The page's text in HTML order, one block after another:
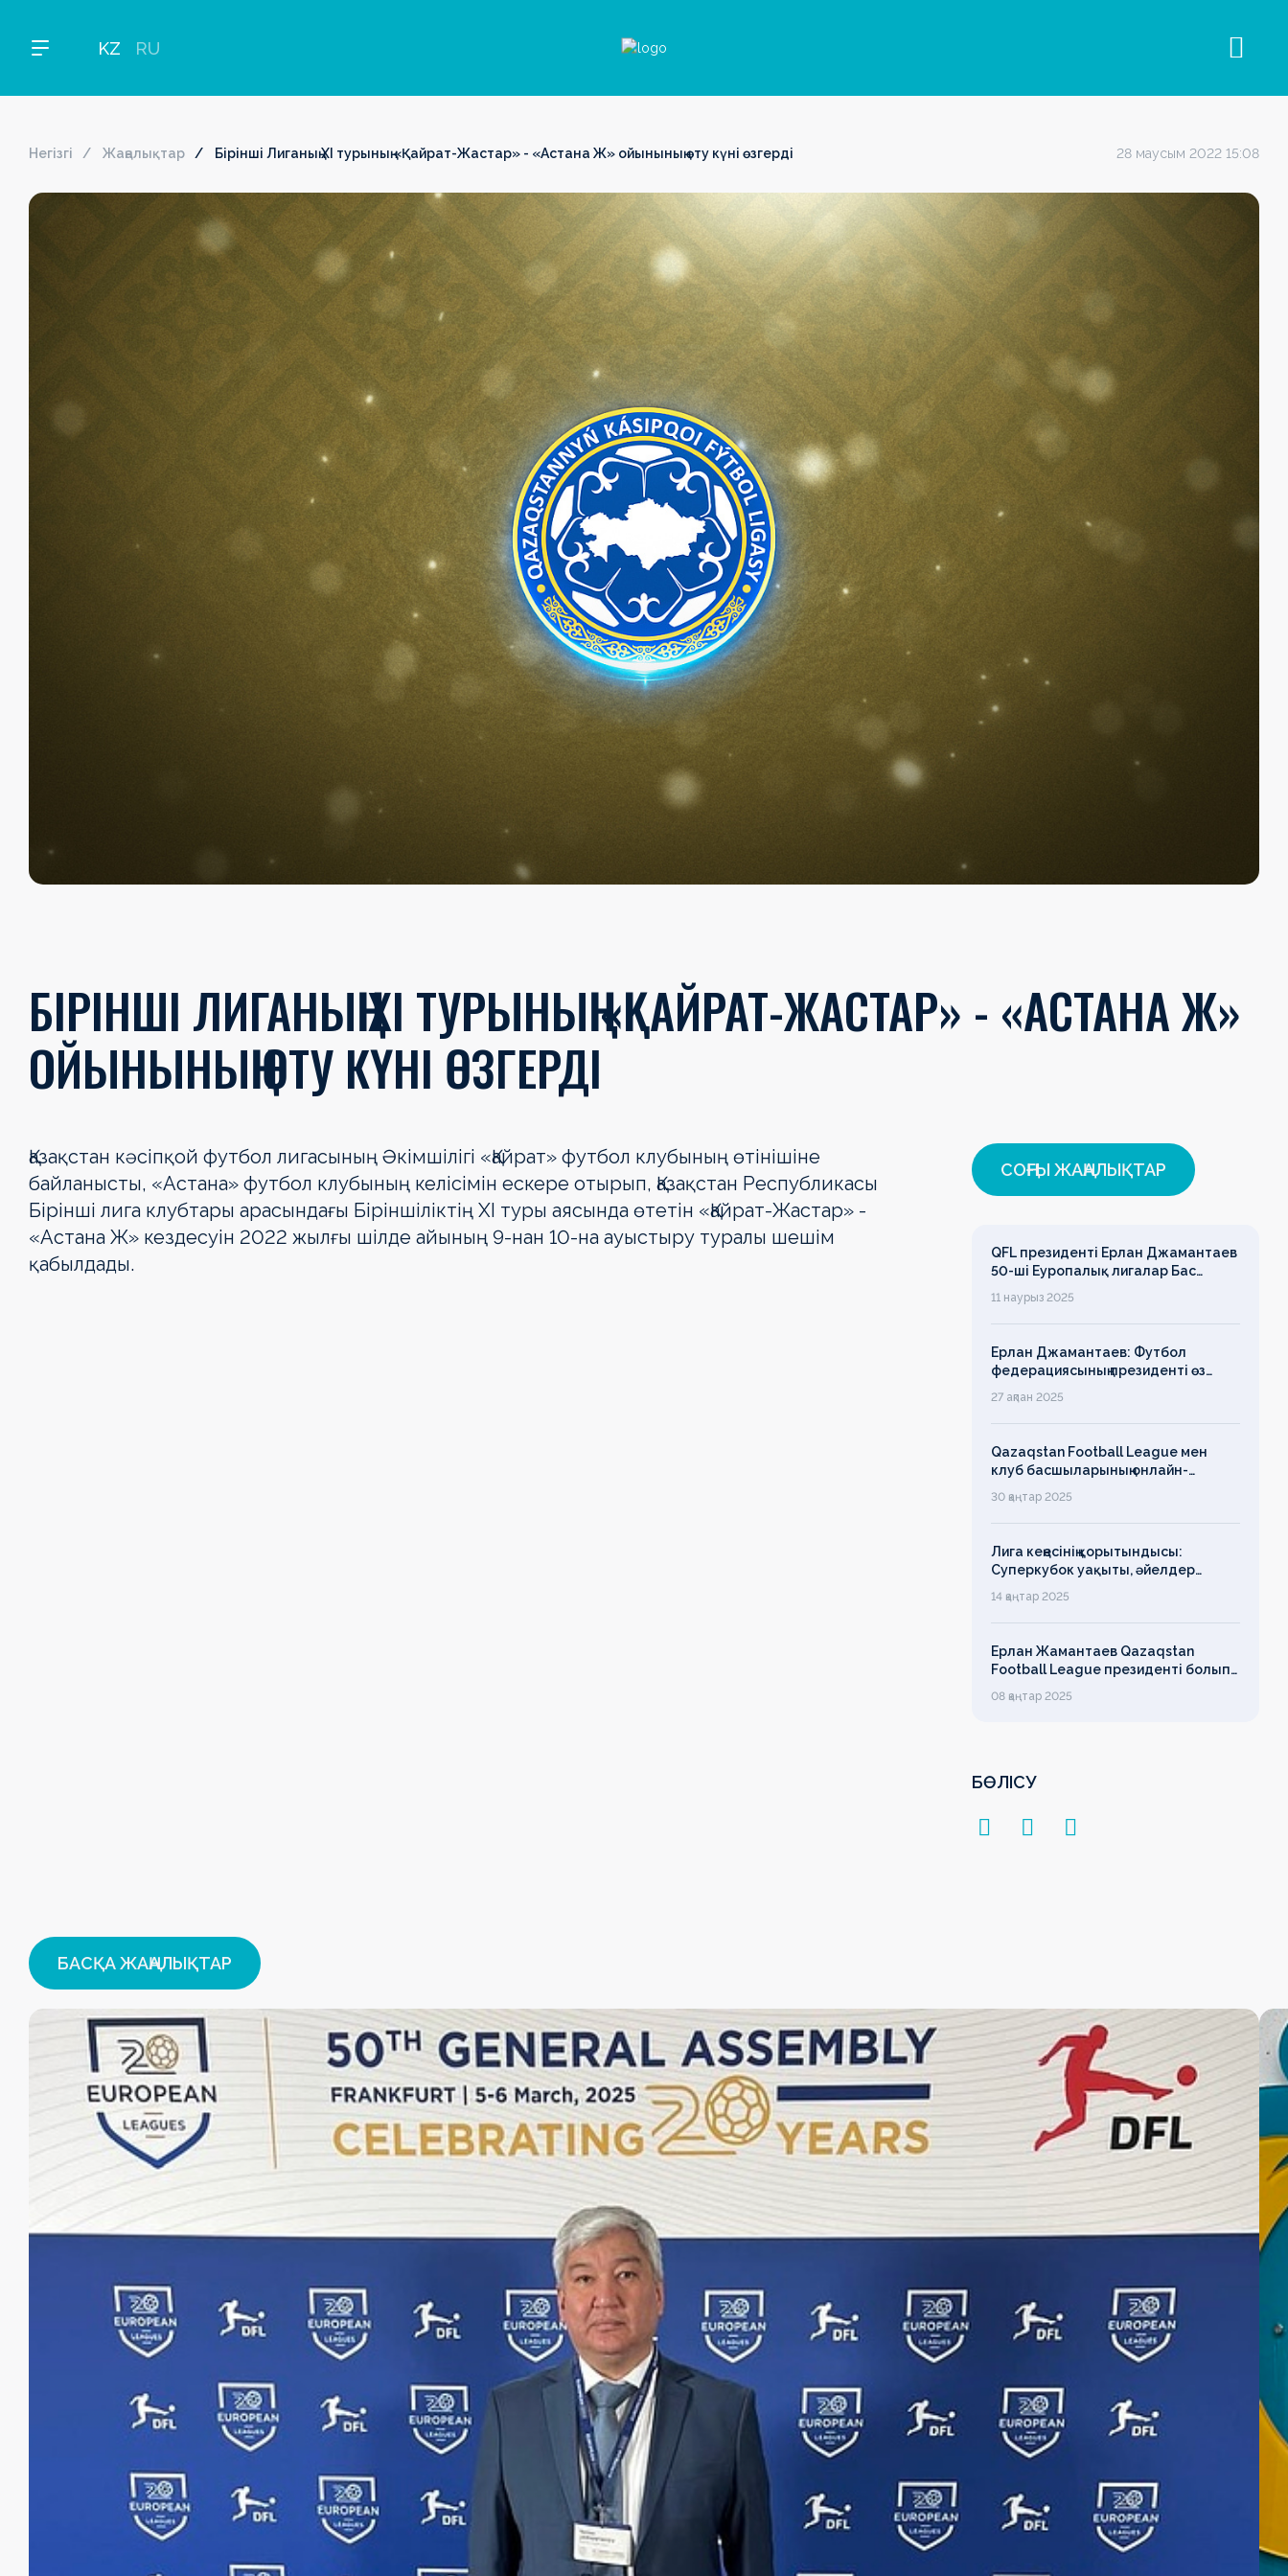
KZ RU
Негізгі Жаңалықтар Бірінші Лиганың ХІ турының «Қайрат-Жастар» - «Астана Ж» ойынының өту күні өзгерді 28 маусым 2022 15:08
БІРІНШІ ЛИГАНЫҢ ХІ ТУРЫНЫҢ «ҚАЙРАТ-ЖАСТАР» - «АСТАНА Ж»
ОЙЫНЫНЫҢ ӨТУ КҮНІ ӨЗГЕРДІ
Қазақстан кәсіпқой футбол лигасының Әкімшілігі «Қайрат» футбол клубының өтінішіне
байланысты, «Астана» футбол клубының келісімін ескере отырып, Қазақстан Республикасы
Бірінші лига клубтары арасындағы Біріншіліктің ХІ туры аясында өтетін «Қайрат-Жастар» -
«Астана Ж» кездесуін 2022 жылғы шілде айының 9-нан 10-на ауыстыру туралы шешім
қабылдады.
СОҢҒЫ ЖАҢАЛЫҚТАР
QFL президенті Ерлан Джамантаев
50-ші Еуропалық лигалар Бас
ассамблеясына қатысты
11 наурыз 2025
Ерлан Джамантаев: Футбол
федерациясының президенті өз
есімін қадірлейтінін айтқан еді,
алайда оның сөзі түкке тұрмайды!
27 ақпан 2025
Qazaqstan Football League мен
клуб басшыларының онлайн-
конференциясының қорытындысы
бойынша баспасөз-релизі
30 қаңтар 2025
Лига кеңесінің қорытындысы:
Суперкубок уақыты, әйелдер
футболының дамуы, легионерлерге
лимит
14 қаңтар 2025
Ерлан Жамантаев Qazaqstan
Football League президенті болып
сайланды
08 қаңтар 2025
БӨЛІСУ
БАСҚА ЖАҢАЛЫҚТАР